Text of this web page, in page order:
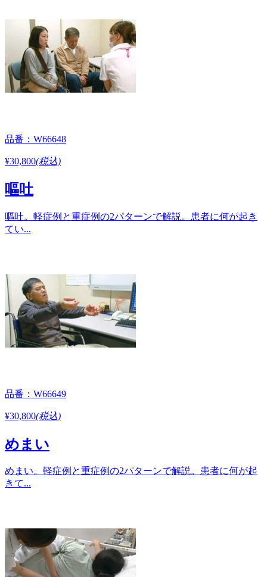
品番：W66648
¥30,800(税込)
嘔吐
嘔吐。軽症例と重症例の2パターンで解説。患者に何が起き
てい...
品番：W66649
¥30,800(税込)
めまい
めまい。軽症例と重症例の2パターンで解説。患者に何が起
きて...